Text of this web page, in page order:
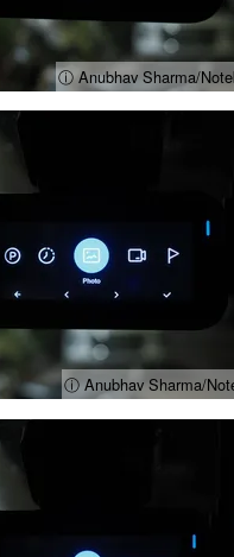
ⓘ Anubhav Sharma/
ⓘ Anubhav Sharma/